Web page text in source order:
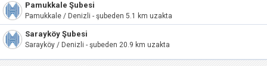
Pamukkale Şubesi
Pamukkale / Denizli - şubeden 5.1 km uzakta
Sarayköy Şubesi
Sarayköy / Denizli - şubeden 20.9 km uzakta